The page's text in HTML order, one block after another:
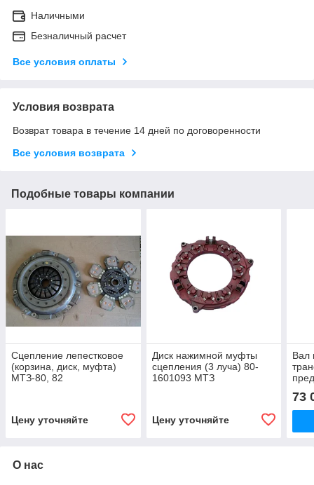
Наличными
Безналичный расчет
Все условия оплаты
Условия возврата
Возврат товара в течение 14 дней по договоренности
Все условия возврата
Подобные товары компании
Сцепление лепестковое
(корзина, диск, муфта)
МТЗ-80, 82
Цену уточняйте
Диск нажимной муфты
сцепления (3 луча) 80-
1601093 МТЗ
Цену уточняйте
Вал
73
О нас